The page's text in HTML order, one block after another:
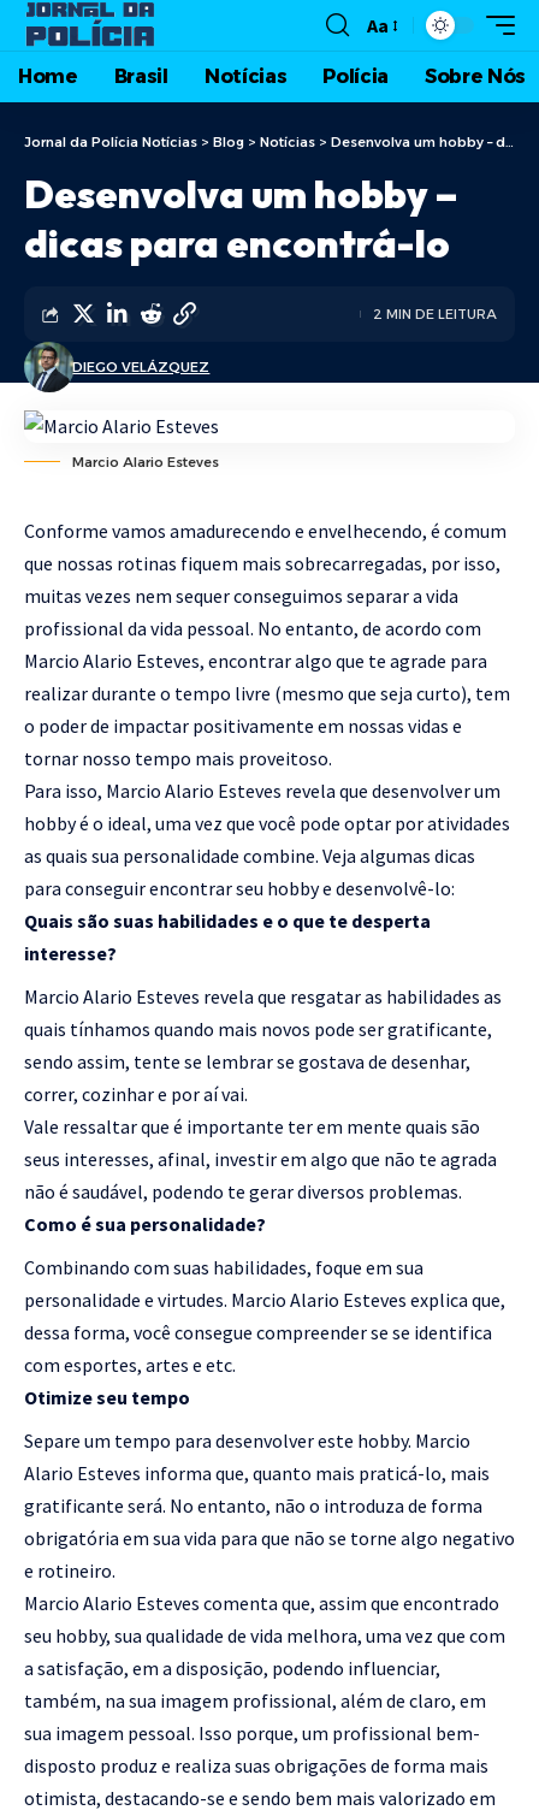
Aa
Home Brasil Notícias Polícia Sobre Nós
Jornal da Polícia Notícias > Blog > Notícias > Desenvolva um hobby – dicas para encontrá-lo
Desenvolva um hobby –
dicas para encontrá-lo
DIEGO VELÁZQUEZ
2 MIN DE LEITURA
Marcio Alario Esteves
Conforme vamos amadurecendo e envelhecendo, é comum
que nossas rotinas fiquem mais sobrecarregadas, por isso,
muitas vezes nem sequer conseguimos separar a vida
profissional da vida pessoal. No entanto, de acordo com
Marcio Alario Esteves, encontrar algo que te agrade para
realizar durante o tempo livre (mesmo que seja curto), tem
o poder de impactar positivamente em nossas vidas e
tornar nosso tempo mais proveitoso.
Para isso, Marcio Alario Esteves revela que desenvolver um
hobby é o ideal, uma vez que você pode optar por atividades
as quais sua personalidade combine. Veja algumas dicas
para conseguir encontrar seu hobby e desenvolvê-lo:
Quais são suas habilidades e o que te desperta
interesse?
Marcio Alario Esteves revela que resgatar as habilidades as
quais tínhamos quando mais novos pode ser gratificante,
sendo assim, tente se lembrar se gostava de desenhar,
correr, cozinhar e por aí vai.
Vale ressaltar que é importante ter em mente quais são
seus interesses, afinal, investir em algo que não te agrada
não é saudável, podendo te gerar diversos problemas.
Como é sua personalidade?
Combinando com suas habilidades, foque em sua
personalidade e virtudes. Marcio Alario Esteves explica que,
dessa forma, você consegue compreender se se identifica
com esportes, artes e etc.
Otimize seu tempo
Separe um tempo para desenvolver este hobby. Marcio
Alario Esteves informa que, quanto mais praticá-lo, mais
gratificante será. No entanto, não o introduza de forma
obrigatória em sua vida para que não se torne algo negativo
e rotineiro.
Marcio Alario Esteves comenta que, assim que encontrado
seu hobby, sua qualidade de vida melhora, uma vez que com
a satisfação, em a disposição, podendo influenciar,
também, na sua imagem profissional, além de claro, em
sua imagem pessoal. Isso porque, um profissional bem-
disposto produz e realiza suas obrigações de forma mais
otimista, destacando-se e sendo bem mais valorizado em